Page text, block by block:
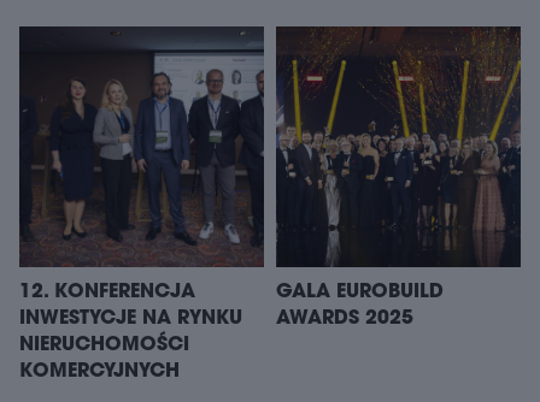
12. KONFERENCJA
INWESTYCJE NA RYNKU
NIERUCHOMOŚCI
KOMERCYJNYCH
GALA EUROBUILD
AWARDS 2025